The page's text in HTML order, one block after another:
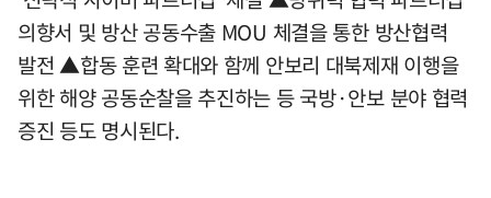
의향서 및 방산 공동수출 MOU 체결을 통한 방산협력
발전 ▲합동 훈련 확대와 함께 안보리 대북제재 이행을
위한 해양 공동순찰을 추진하는 등 국방·안보 분야 협력
증진 등도 명시된다.